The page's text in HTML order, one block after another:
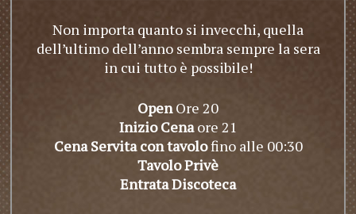
Non importa quanto si invecchi, quella
dell’ultimo dell’anno sembra sempre la sera
in cui tutto è possibile!
OpenOre 20
Inizio Cenaore 21
Cena Servita con tavolofino alle 00:30
Tavolo Privè
Entrata Discoteca